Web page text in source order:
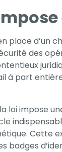
place d’un
des
part
loi impose
Cette
badges